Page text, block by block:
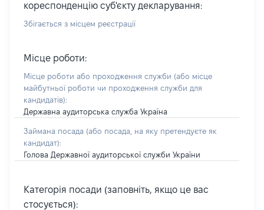
кореспонденцію суб'єкту декларування:
Збігається з місцем реєстрації
Місце роботи:
Місце роботи або проходження служби (або місце
майбутньої роботи чи проходження служби для
кандидатів):
Державна аудиторська служба Україна
Займана посада (або посада, на яку претендуєте як
кандидат):
Голова Державної аудиторської служби України
Категорія посади (заповніть, якщо це вас
стосується):